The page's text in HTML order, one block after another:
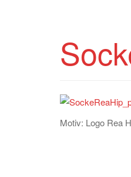
Motiv: Logo Rea